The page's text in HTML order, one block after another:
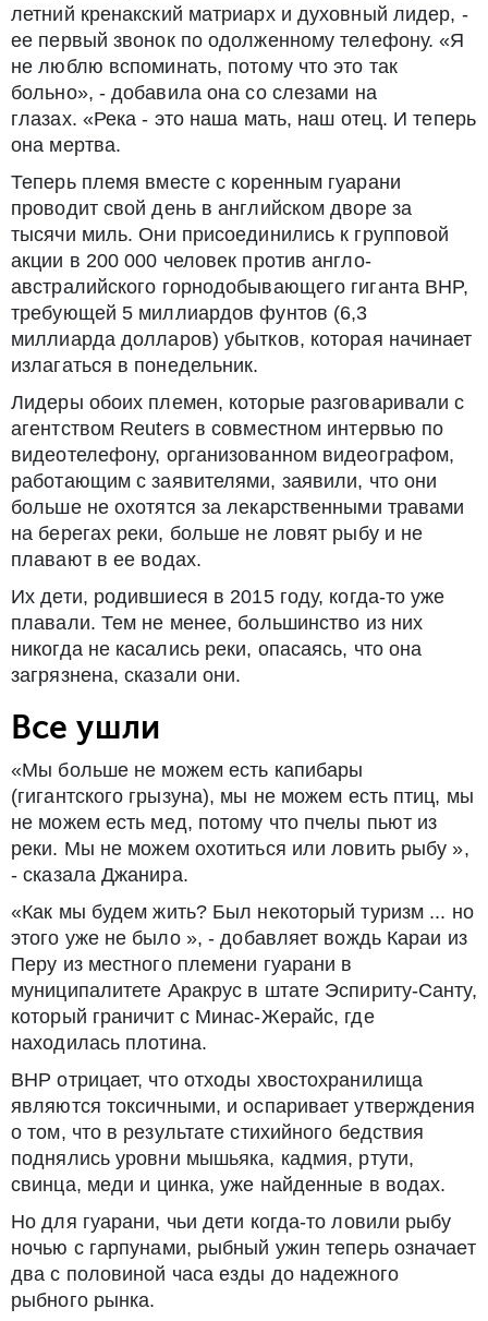
летний кренакский матриарх и духовный лидер, -
ее первый звонок по одолженному телефону. «Я
не люблю вспоминать, потому что это так
больно», - добавила она со слезами на
глазах. «Река - это наша мать, наш отец. И теперь
она мертва.
Теперь племя вместе с коренным гуарани
проводит свой день в английском дворе за
тысячи миль. Они присоединились к групповой
акции в 200 000 человек против англо-
австралийского горнодобывающего гиганта BHP,
требующей 5 миллиардов фунтов (6,3
миллиарда долларов) убытков, которая начинает
излагаться в понедельник.
Лидеры обоих племен, которые разговаривали с
агентством Reuters в совместном интервью по
видеотелефону, организованном видеографом,
работающим с заявителями, заявили, что они
больше не охотятся за лекарственными травами
на берегах реки, больше не ловят рыбу и не
плавают в ее водах.
Их дети, родившиеся в 2015 году, когда-то уже
плавали. Тем не менее, большинство из них
никогда не касались реки, опасаясь, что она
загрязнена, сказали они.
Все ушли
«Мы больше не можем есть капибары
(гигантского грызуна), мы не можем есть птиц, мы
не можем есть мед, потому что пчелы пьют из
реки. Мы не можем охотиться или ловить рыбу »,
- сказала Джанира.
«Как мы будем жить? Был некоторый туризм ... но
этого уже не было », - добавляет вождь Караи из
Перу из местного племени гуарани в
муниципалитете Аракрус в штате Эспириту-Санту,
который граничит с Минас-Жерайс, где
находилась плотина.
BHP отрицает, что отходы хвостохранилища
являются токсичными, и оспаривает утверждения
о том, что в результате стихийного бедствия
поднялись уровни мышьяка, кадмия, ртути,
свинца, меди и цинка, уже найденные в водах.
Но для гуарани, чьи дети когда-то ловили рыбу
ночью с гарпунами, рыбный ужин теперь означает
два с половиной часа езды до надежного
рыбного рынка.